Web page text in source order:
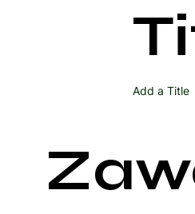
Add a Title